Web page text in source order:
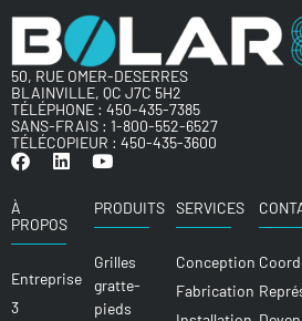
50, RUE OMER-DESERRES
BLAINVILLE, QC J7C 5H2
TÉLÉPHONE : 450-435-7385
SANS-FRAIS : 1-800-552-6527
TÉLÉCOPIEUR : 450-435-3600
À
PROPOS
Entreprise
3
PRODUITS
Grilles
gratte-
pieds
SERVICES
Conception
Fabrication